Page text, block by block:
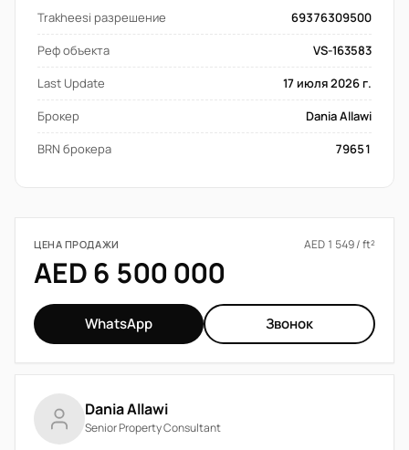
Trakheesi разрешение
69376309500
Реф объекта
VS-163583
Last Update
17 июля 2026 г.
Брокер
Dania Allawi
BRN брокера
79651
ЦЕНА ПРОДАЖИ AED 1 549 / ft²
AED 6 500 000
WhatsApp Звонок
Dania Allawi
Senior Property Consultant